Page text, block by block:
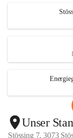
Unser
Stössing 7, 3073